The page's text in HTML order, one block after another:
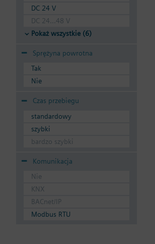
DC 24 V
DC 24...48 V
Pokaż wszystkie (6)
Sprężyna powrotna
Tak
Nie
Czas przebiegu
standardowy
szybki
bardzo szybki
Komunikacja
Nie
KNX
BACnet/IP
Modbus RTU